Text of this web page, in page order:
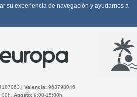
su experiencia de navegación y ayudarnos a
| Valencia: 963798046
Agosto: 9:00-15:00h.